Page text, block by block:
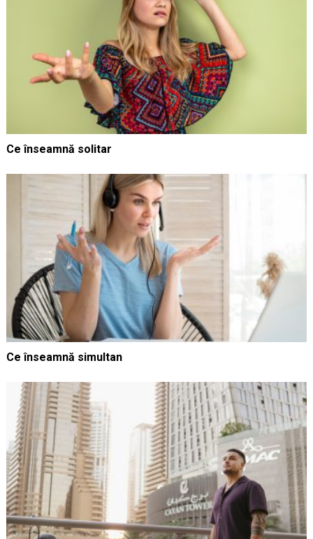
Ce înseamnă solitar
Ce înseamnă simultan